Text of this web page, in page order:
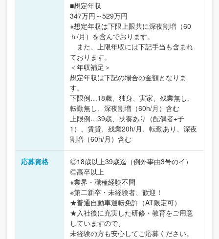
■想定年収
347万円～529万円
※想定年収は下限上限共に深夜割増（60
ｈ/月）を含んでおります。
また、上限年収には下記手当も含まれ
ております。
＜年収補足＞
想定年収は下記の場合の金額となりま
す。
下限例…18歳、独身、実家、残業無し、
転勤無し、深夜割増（60h/月）含む
上限例…39歳、扶養あり（配偶者+子
1）、賃貸、残業20h/月、転勤あり、深夜
割増（60h/月）含む
応募資格
◎18歳以上39歳迄（例外事由3号のイ）
◎高卒以上
※業界・職種経験不問
※第二新卒・未経験者、歓迎！
★普通自動車運転免許（AT限定可）
★入社後に充実した研修・教育をご用意
していますので、
未経験の方も安心してご応募ください。